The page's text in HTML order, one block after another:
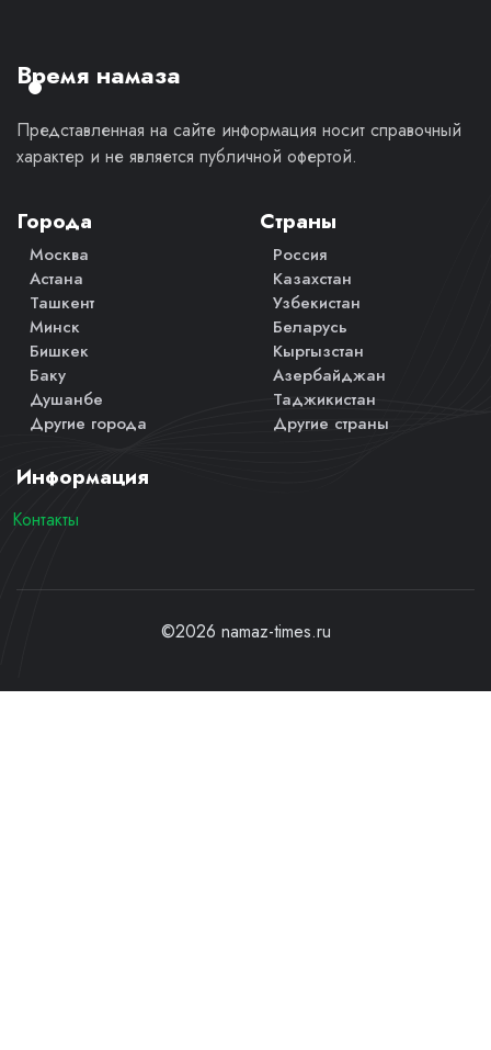
мнение.
Время намаза
Представленная на сайте информация носит справочный
характер и не является публичной офертой.
Города
Москва
Астана
Ташкент
Минск
Бишкек
Баку
Душанбе
Другие города
Страны
Россия
Казахстан
Узбекистан
Беларусь
Кыргызстан
Азербайджан
Таджикистан
Другие страны
Информация
Контакты
©2026 namaz-times.ru